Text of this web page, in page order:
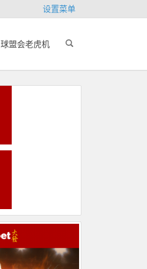
设置菜单
球盟会老虎机